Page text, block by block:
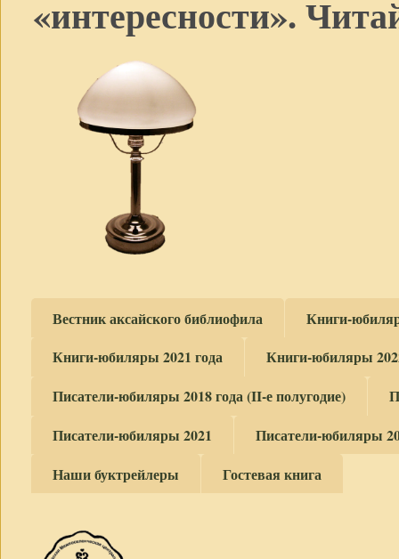
«интересности».
Вестник аксайского библиофила
Книги-
Книги-юбиляры 2021 года
Книги-юбиляры
Писатели-юбиляры 2018 года (II-е полугодие)
Писатели-юбиляры 2021
Писатели-юбиляры
Наши буктрейлеры
Гостевая книга